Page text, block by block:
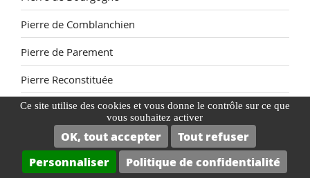
Ce site utilise des cookies et vous donne le contrôle sur ce que
vous souhaitez activer
OK, tout accepter
Tout refuser
Personnaliser
Politique de confidentialité
Pierre de Comblanchien
Pierre de Parement
Pierre Reconstituée
Piscine
Plage de Piscine
Plaquette de Parement